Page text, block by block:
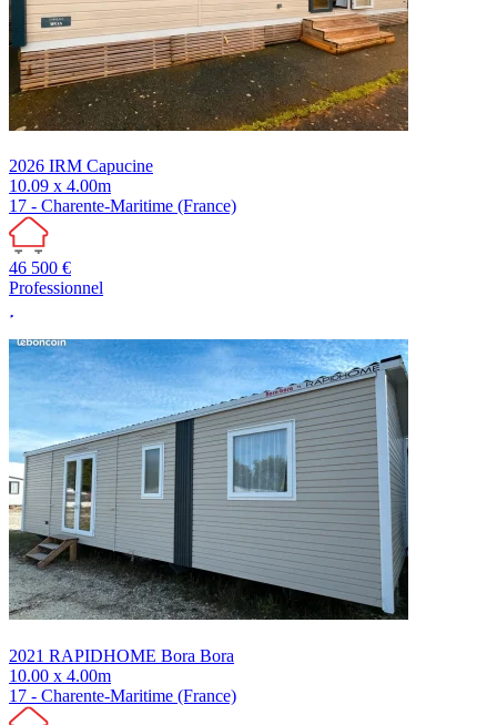
2026 IRM Capucine
10.09 x 4.00m
17 - Charente-Maritime (France)
46 500 €
Professionnel
2021 RAPIDHOME Bora Bora
10.00 x 4.00m
17 - Charente-Maritime (France)